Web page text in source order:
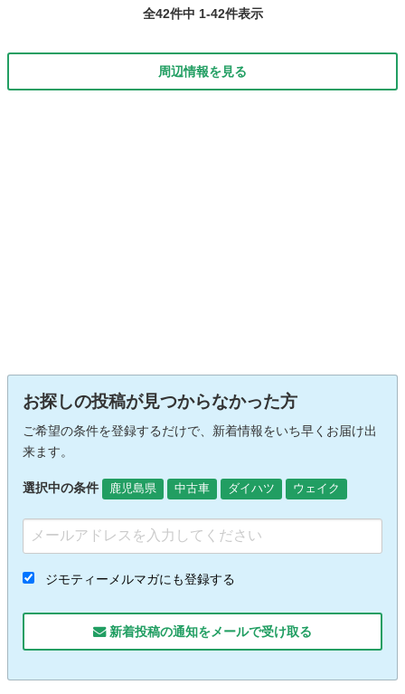
全42件中 1-42件表示
周辺情報を見る
お探しの投稿が見つからなかった方
ご希望の条件を登録するだけで、新着情報をいち早くお届け出
来ます。
選択中の条件 鹿児島県 中古車 ダイハツ ウェイク
ジモティーメルマガにも登録する
新着投稿の通知をメールで受け取る